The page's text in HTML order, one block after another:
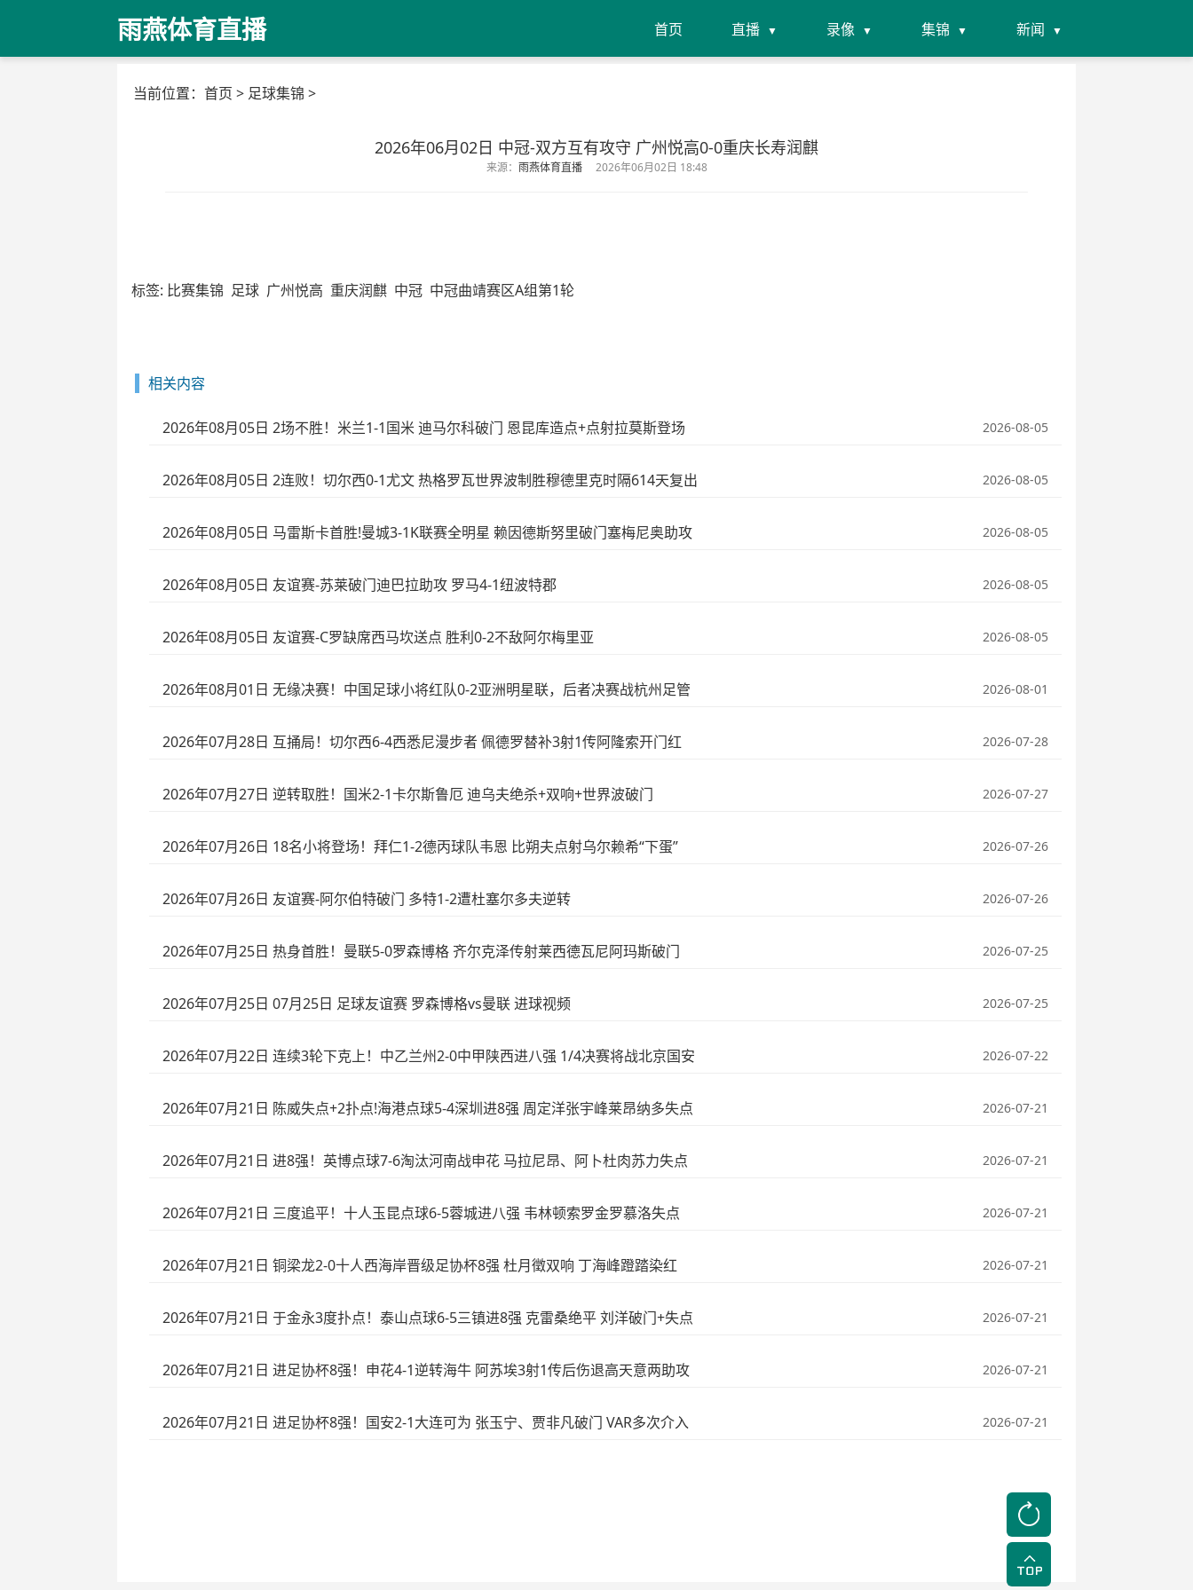
雨燕体育直播 首页 直播 录像 集锦 新闻
当前位置： 首页 > 足球集锦 >
2026年06月02日 中冠-双方互有攻守 广州悦高0-0重庆长寿润麒
来源： 雨燕体育直播 2026年06月02日 18:48
标签: 比赛集锦 足球 广州悦高 重庆润麒 中冠 中冠曲靖赛区A组第1轮
相关内容
2026年08月05日 2场不胜！米兰1-1国米 迪马尔科破门 恩昆库造点+点射拉莫斯登场 2026-08-05
2026年08月05日 2连败！切尔西0-1尤文 热格罗瓦世界波制胜穆德里克时隔614天复出 2026-08-05
2026年08月05日 马雷斯卡首胜!曼城3-1K联赛全明星 赖因德斯努里破门塞梅尼奥助攻 2026-08-05
2026年08月05日 友谊赛-苏莱破门迪巴拉助攻 罗马4-1纽波特郡 2026-08-05
2026年08月05日 友谊赛-C罗缺席西马坎送点 胜利0-2不敌阿尔梅里亚 2026-08-05
2026年08月01日 无缘决赛！中国足球小将红队0-2亚洲明星联，后者决赛战杭州足管 2026-08-01
2026年07月28日 互捅局！切尔西6-4西悉尼漫步者 佩德罗替补3射1传阿隆索开门红 2026-07-28
2026年07月27日 逆转取胜！国米2-1卡尔斯鲁厄 迪乌夫绝杀+双响+世界波破门 2026-07-27
2026年07月26日 18名小将登场！拜仁1-2德丙球队韦恩 比朔夫点射乌尔赖希“下蛋” 2026-07-26
2026年07月26日 友谊赛-阿尔伯特破门 多特1-2遭杜塞尔多夫逆转 2026-07-26
2026年07月25日 热身首胜！曼联5-0罗森博格 齐尔克泽传射莱西德瓦尼阿玛斯破门 2026-07-25
2026年07月25日 07月25日 足球友谊赛 罗森博格vs曼联 进球视频 2026-07-25
2026年07月22日 连续3轮下克上！中乙兰州2-0中甲陕西进八强 1/4决赛将战北京国安 2026-07-22
2026年07月21日 陈威失点+2扑点!海港点球5-4深圳进8强 周定洋张宇峰莱昂纳多失点 2026-07-21
2026年07月21日 进8强！英博点球7-6淘汰河南战申花 马拉尼昂、阿卜杜肉苏力失点 2026-07-21
2026年07月21日 三度追平！十人玉昆点球6-5蓉城进八强 韦林顿索罗金罗慕洛失点 2026-07-21
2026年07月21日 铜梁龙2-0十人西海岸晋级足协杯8强 杜月徵双响 丁海峰蹬踏染红 2026-07-21
2026年07月21日 于金永3度扑点！泰山点球6-5三镇进8强 克雷桑绝平 刘洋破门+失点 2026-07-21
2026年07月21日 进足协杯8强！申花4-1逆转海牛 阿苏埃3射1传后伤退高天意两助攻 2026-07-21
2026年07月21日 进足协杯8强！国安2-1大连可为 张玉宁、贾非凡破门 VAR多次介入 2026-07-21